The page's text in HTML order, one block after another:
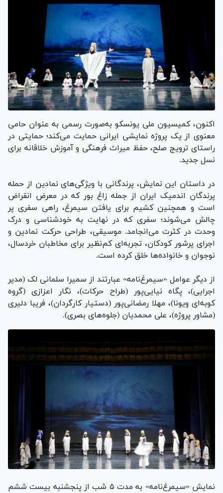
اکنون، کمیسیون ملی یونسکو به‌صورت رسمی به عنوان حامی
معنوی از یک پروژه نمایشی ایرانی حمایت می‌کند؛ حمایتی در
راستای ترویج صلح، حفظ میراث فرهنگی و آموزش خلاقانه برای
نسل جدید.
در داستان این نمایش، پرندگانی با ویژگی‌های نمادین از حمله
پرندگان اندمیک ایران از جمله زاغ بور که در معرض انقراض
است و همچنین کشیم برای یافتن سیمرغ، راهی سفری پر
چالش می‌شوند؛ سفری که در نهایت به خودشناسی و درک
وحدت در کثرت می‌انجامد. موسیقی، طراحی حرکت نمادین و
اجرای پرشور کودکان، تجربه‌ای کم‌نظیر برای مخاطبان خردسال،
نوجوان و خانواده‌ها خلق کرده است.
از دیگر عوامل «سیمرغ‌نامه» عبارتند از سمیرا سلمانی لک (مدیر
اجرایی)، پگاه نیایی‌پور (طراح حرکات)، نگار اعزازی (گروه
کوبه‌ای ویونا)، مهلا رمضانی‌پور (دستیار کارگردان)، فریبا دلیری
(مشاور پروژه)، علی محمدیان (جلوه‌های بصری).
نمایش «سیمرغ‌نامه» به مدت ۵ شب از پنجشنبه بیست ششم